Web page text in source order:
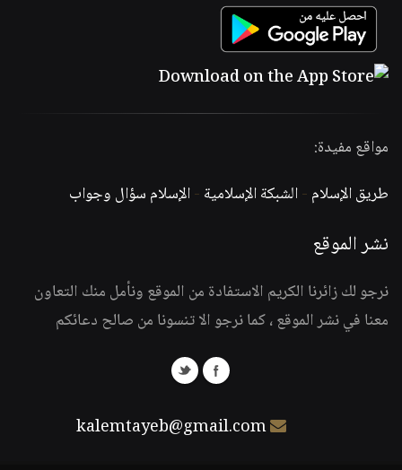
مواقع مفيدة:
طريق الإسلام -الشبكة الإسلامية -الإسلام سؤال وجواب
نشر الموقع
نرجو لك زائرنا الكريم الاستفادة من الموقع ونأمل منك التعاون
معنا في نشر الموقع ، كما نرجو الا تنسونا من صالح دعائكم
kalemtayeb@gmail.com